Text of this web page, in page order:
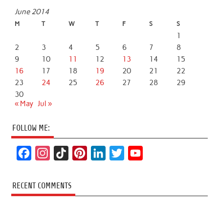
June 2014
M T W T F S S
1
2
3 4 5 6 7
8
9
10 11 12 13 14
15
16
17 18 19 20 21
22
23
24 25 26 27 28
29
30
« May Jul »
FOLLOW ME:
c
e
s
t
k
T
t
k
t
T
RECENT COMMENTS